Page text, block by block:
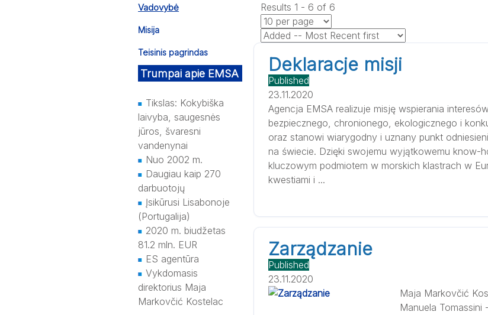
Vadovybė
Misija
Teisinis pagrindas
Trumpai apie EMSA
Tikslas: Kokybiška
laivyba, saugesnės
jūros, švaresni
vandenynai
Nuo 2002 m.
Daugiau kaip 270
darbuotojų
Įsikūrusi Lisabonoje
(Portugalija)
2020 m. biudžetas
81.2 mln. EUR
ES agentūra
Vykdomasis
direktorius Maja
Markovčić Kostelac
Results 1 - 6 of 6
Deklaracje misji
Published
23.11.2020
Agencja EMSA realizuje misję wspierania
bezpiecznego, chronionego, ekologicznego i
oraz stanowi wiarygodny i uznany punkt
na świecie. Dzięki swojemu wyjątkowemu know-
kluczowym podmiotem w morskich klastrach w
kwestiami i ...
Zarządzanie
Published
23.11.2020
Maja Markovčić
Manuela Tomassini